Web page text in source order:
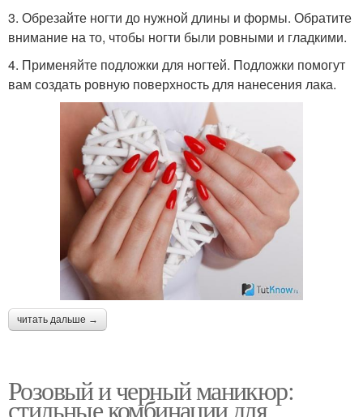
3. Обрезайте ногти до нужной длины и формы. Обратите
внимание на то, чтобы ногти были ровными и гладкими.
4. Применяйте подложки для ногтей. Подложки помогут
вам создать ровную поверхность для нанесения лака.
читать дальше →
Розовый и черный маникюр:
стильные комбинации для